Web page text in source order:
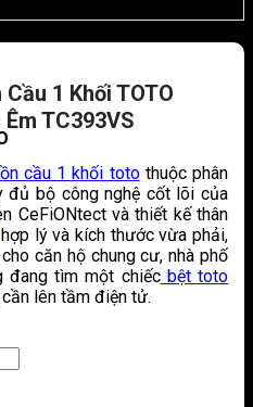
1 Khối TOTO
TC393VS
cầu 1 khối totothuộc phân
đủ bộ công nghệ cốt lõi của
CeFiONtect và thiết kế thân
lý và kích thước vừa phải,
căn hộ chung cư, nhà phố
đang tìm một chiếc bệt toto
lên tầm điện tử.